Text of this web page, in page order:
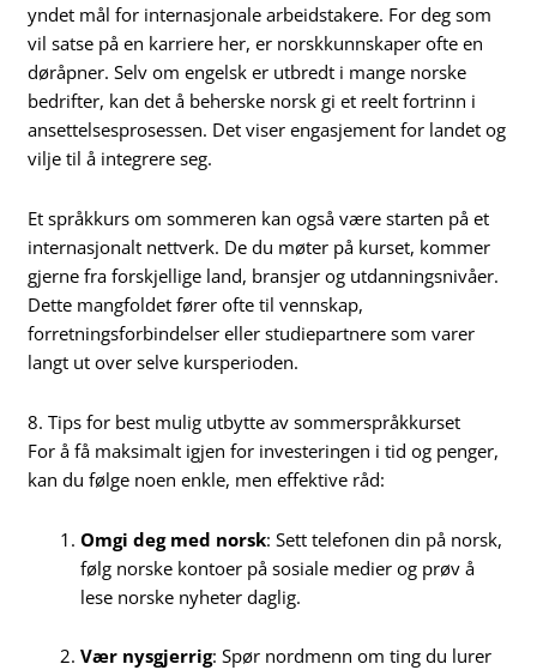
yndet mål for internasjonale arbeidstakere. For deg som
vil satse på en karriere her, er norskkunnskaper ofte en
døråpner. Selv om engelsk er utbredt i mange norske
bedrifter, kan det å beherske norsk gi et reelt fortrinn i
ansettelsesprosessen. Det viser engasjement for landet og
vilje til å integrere seg.
Et språkkurs om sommeren kan også være starten på et
internasjonalt nettverk. De du møter på kurset, kommer
gjerne fra forskjellige land, bransjer og utdanningsnivåer.
Dette mangfoldet fører ofte til vennskap,
forretningsforbindelser eller studiepartnere som varer
langt ut over selve kursperioden.
8. Tips for best mulig utbytte av sommerspråkkurset
For å få maksimalt igjen for investeringen i tid og penger,
kan du følge noen enkle, men effektive råd:
Omgi deg med norsk: Sett telefonen din på norsk,
følg norske kontoer på sosiale medier og prøv å
lese norske nyheter daglig.
Vær nysgjerrig: Spør nordmenn om ting du lurer